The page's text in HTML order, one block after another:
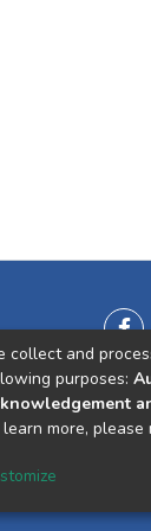
collect and
purposes:
learn more, please